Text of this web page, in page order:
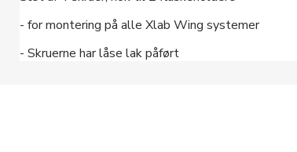
- for montering på alle Xlab Wing systemer
- Skruerne har låse lak påført